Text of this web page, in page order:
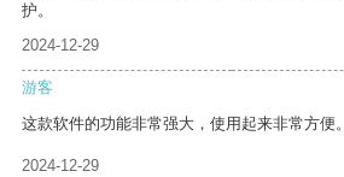
护。
2024-12-29
游客
这款软件的功能非常强大，使用起来非常方便。
2024-12-29